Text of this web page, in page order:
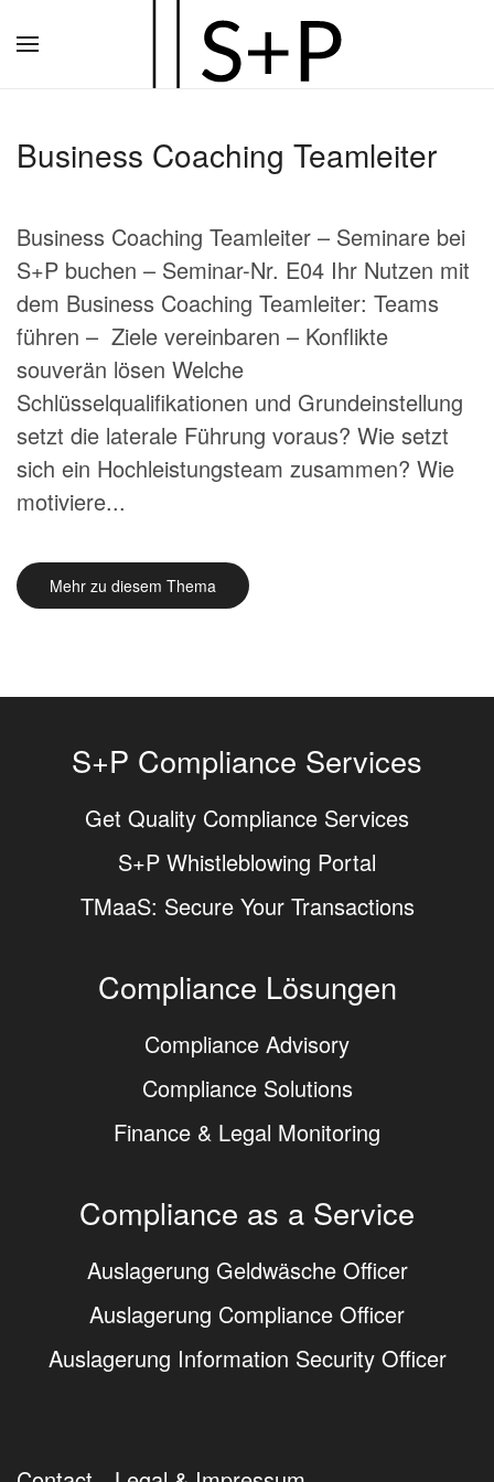
Hauptinhalt
Business Coaching Teamleiter
Business Coaching Teamleiter – Seminare bei
S+P buchen – Seminar-Nr. E04 Ihr Nutzen mit
dem Business Coaching Teamleiter: Teams
führen – Ziele vereinbaren – Konflikte
souverän lösen Welche
Schlüsselqualifikationen und Grundeinstellung
setzt die laterale Führung voraus? Wie setzt
sich ein Hochleistungsteam zusammen? Wie
motiviere...
Mehr zu diesem Thema
S+P Compliance Services
Get Quality Compliance Services
S+P Whistleblowing Portal
TMaaS: Secure Your Transactions
Compliance Lösungen
Compliance Advisory
Compliance Solutions
Finance & Legal Monitoring
Compliance as a Service
Auslagerung Geldwäsche Officer
Auslagerung Compliance Officer
Auslagerung Information Security Officer